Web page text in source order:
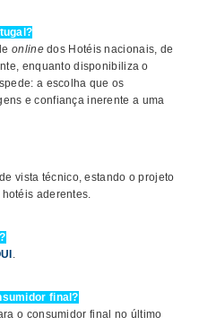
onlinedos Hotéis nacionais, de
enquanto disponibiliza o
a escolha que os
e confiança inerente a uma
vista técnico, estando o projeto
aderentes.
.
final?
o consumidor final no último